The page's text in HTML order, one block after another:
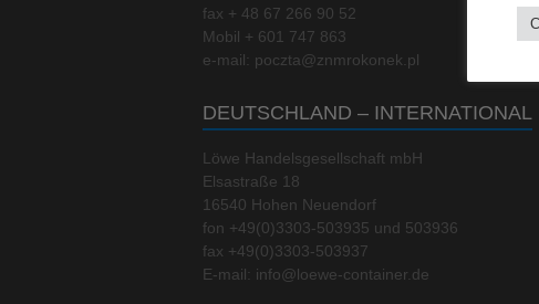
fax + 48 67 266 90 52
Mobil + 601 747 863
e-mail: poczta@znmrokonek.pl
DEUTSCHLAND – INTERNATIONAL
Löwe Handelsgesellschaft mbH
Elsastraße 18
16540 Hohen Neuendorf
fon +49(0)3303-503935 und 503936
fax +49(0)3303-503937
E-mail: info@loewe-container.de